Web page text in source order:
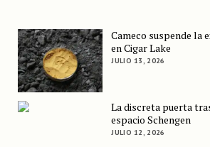
Cameco suspende la
en Cigar Lake
JULIO 13, 2026
La discreta puerta
espacio Schengen
JULIO 12, 2026